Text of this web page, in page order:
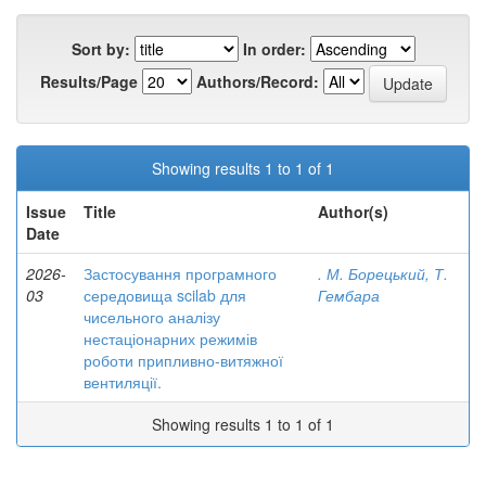
Sort by:
In order:
Results/Page
Authors/Record:
Showing results 1 to 1 of 1
Issue
Date
Title Author(s)
2026-
03
Застосування програмного
середовища scilab для
чисельного аналізу
нестаціонарних режимів
роботи припливно-витяжної
вентиляції.
. М. Борецький, Т.
Гембара
Showing results 1 to 1 of 1